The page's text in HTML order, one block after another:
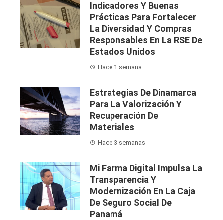
Indicadores Y Buenas
Prácticas Para Fortalecer
La Diversidad Y Compras
Responsables En La RSE De
Estados Unidos
Hace 1 semana
Estrategias De Dinamarca
Para La Valorización Y
Recuperación De
Materiales
Hace 3 semanas
Mi Farma Digital Impulsa La
Transparencia Y
Modernización En La Caja
De Seguro Social De
Panamá